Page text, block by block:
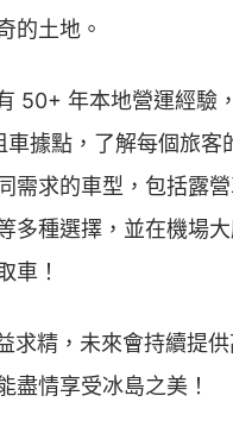
的土地。
50+ 年本地營運經驗
車據點，了解每個旅客
需求的車型，包括露營
多種選擇，並在機場
車！
求精，未來會持續提
盡情享受冰島之美！